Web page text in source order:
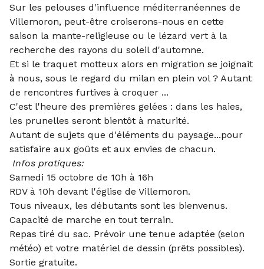
Sur les pelouses d'influence méditerranéennes de
Villemoron, peut-être croiserons-nous en cette
saison la mante-religieuse ou le lézard vert à la
recherche des rayons du soleil d'automne.
Et si le traquet motteux alors en migration se joignait
à nous, sous le regard du milan en plein vol ? Autant
de rencontres furtives à croquer ...
C'est l'heure des premières gelées : dans les haies,
les prunelles seront bientôt à maturité.
Autant de sujets que d'éléments du paysage...pour
satisfaire aux goûts et aux envies de chacun.
Infos pratiques:
Samedi 15 octobre de 10h à 16h
RDV à 10h devant l'église de Villemoron.
Tous niveaux, les débutants sont les bienvenus.
Capacité de marche en tout terrain.
Repas tiré du sac. Prévoir une tenue adaptée (selon
météo) et votre matériel de dessin (prêts possibles).
Sortie gratuite.